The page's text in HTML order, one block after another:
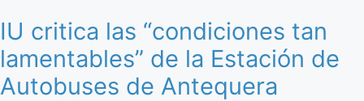
IU critica las “condiciones tan
lamentables” de la Estación de
Autobuses de Antequera